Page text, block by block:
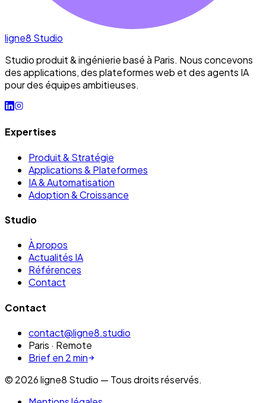
ligne8 Studio
Studio produit & ingénierie basé à Paris. Nous concevons
des applications, des plateformes web et des agents IA
pour des équipes ambitieuses.
Expertises
Produit & Stratégie
Applications & Plateformes
IA & Automatisation
Adoption & Croissance
Studio
À propos
Actualités IA
Références
Contact
Contact
contact@ligne8.studio
Paris · Remote
Brief en 2 min
© 2026ligne8 Studio — Tous droits réservés.